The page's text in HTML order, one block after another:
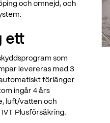
och omnejd, och
ett
som
levereras med 3
förlänger
ingår 4 års
luft/vatten och
Plusförsäkring.